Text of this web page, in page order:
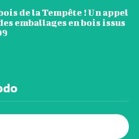
de la Tempête ! Un appel
emballages en bois issus